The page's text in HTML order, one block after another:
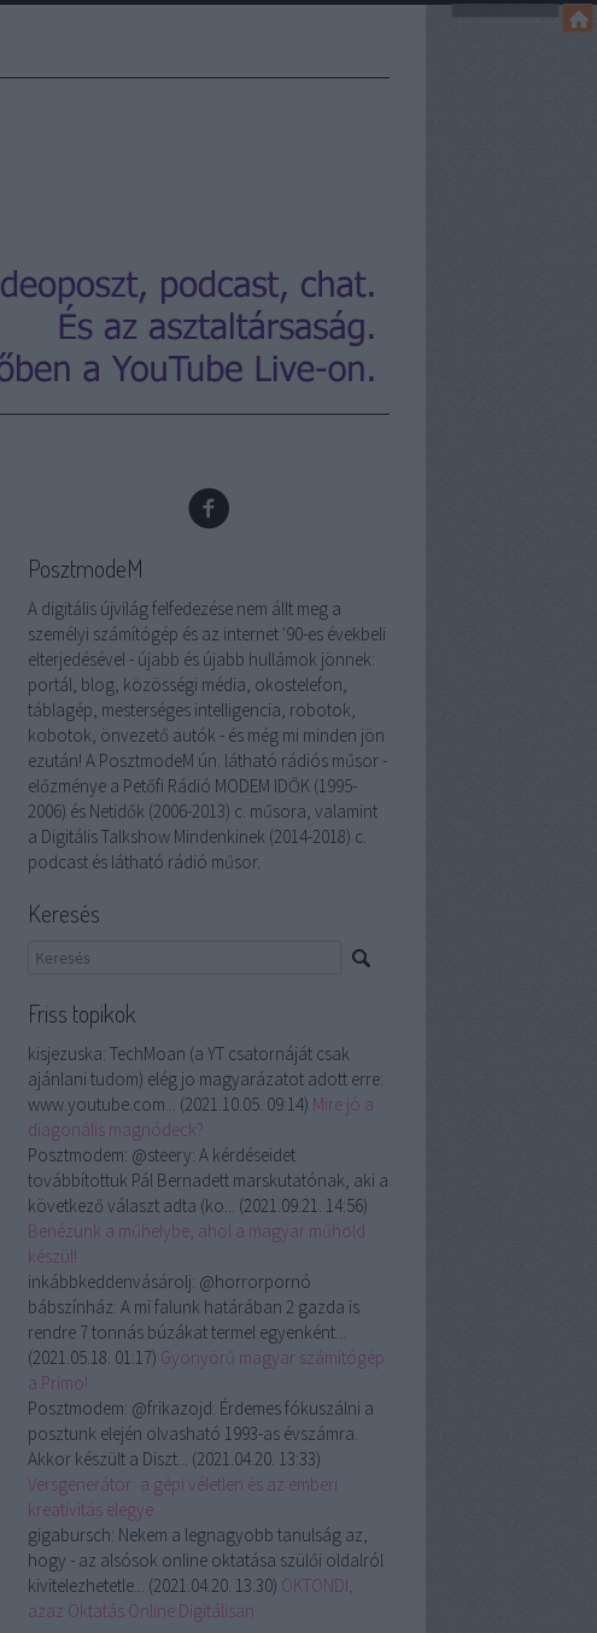
PosztmodeM
A digitális újvilág felfedezése nem állt meg a
személyi számítógép és az internet '90-es évekbeli
elterjedésével - újabb és újabb hullámok jönnek:
portál, blog, közösségi média, okostelefon,
táblagép, mesterséges intelligencia, robotok,
kobotok, önvezető autók - és még mi minden jön
ezután! A PosztmodeM ún. látható rádiós műsor -
előzménye a Petőfi Rádió MODEM IDŐK (1995-
2006) és Netidők (2006-2013) c. műsora, valamint
a Digitális Talkshow Mindenkinek (2014-2018) c.
podcast és látható rádió műsor.
Keresés
Friss topikok
kisjezuska: TechMoan (a YT csatornáját csak
ajánlani tudom) elég jo magyarázatot adott erre:
www.youtube.com... (2021.10.05. 09:14) Mire jó a
diagonális magnódeck?
Posztmodem: @steery: A kérdéseidet
továbbítottuk Pál Bernadett marskutatónak, aki a
következő választ adta (ko... (2021.09.21. 14:56)
Benézünk a műhelybe, ahol a magyar műhold
készül!
inkábbkeddenvásárolj: @horrorpornó
bábszínház: A mi falunk határában 2 gazda is
rendre 7 tonnás búzákat termel egyenként...
(2021.05.18. 01:17) Gyönyörű magyar számítógép:
a Primo!
Posztmodem: @frikazojd: Érdemes fókuszálni a
posztunk elején olvasható 1993-as évszámra.
Akkor készült a Diszt... (2021.04.20. 13:33)
Versgenerátor: a gépi véletlen és az emberi
kreativitás elegye
gigabursch: Nekem a legnagyobb tanulság az,
hogy - az alsósok online oktatása szülői oldalról
kivitelezhetetle... (2021.04.20. 13:30) OKTONDI,
azaz Oktatás Online Digitálisan